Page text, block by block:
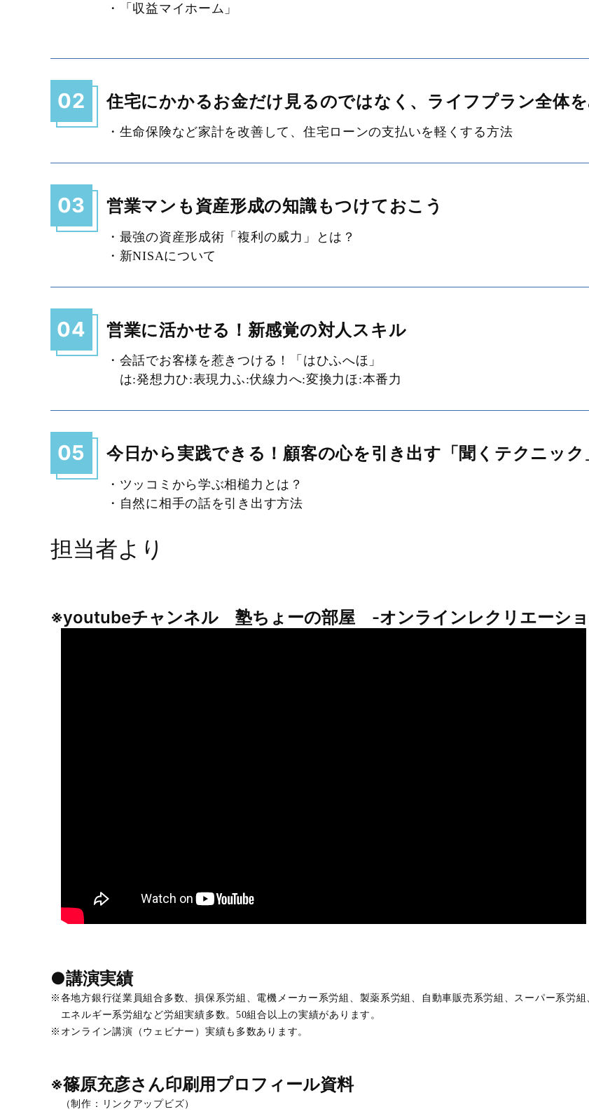
・「収益マイホーム」
02 住宅にかかるお金だけ見るのではなく、ライフプラン全体
・生命保険など家計を改善して、住宅ローンの支払いを軽くする方法
03 営業マンも資産形成の知識もつけておこう
・最強の資産形成術「複利の威力」とは？
・新NISAについて
04 営業に活かせる！新感覚の対人スキル
・会話でお客様を惹きつける！「はひふへほ」
は:発想力ひ:表現力ふ:伏線力へ:変換力ほ:本番力
05 今日から実践できる！顧客の心を引き出す「聞くテクニック
・ツッコミから学ぶ相槌力とは？
・自然に相手の話を引き出す方法
担当者より
※youtubeチャンネル 塾ちょーの部屋 -オンラインレクリエーシ
●講演実績
※各地方銀行従業員組合多数、損保系労組、電機メーカー系労組、製薬系労組、自動車販売系労組、スーパー系労組
エネルギー系労組など労組実績多数。50組合以上の実績があります。
※オンライン講演（ウェビナー）実績も多数あります。
※篠原充彦さん印刷用プロフィール資料
（制作：リンクアップビズ）